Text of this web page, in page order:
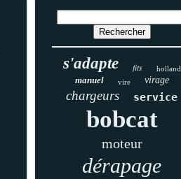
s'adapte fits holland
manuel vire virage
chargeurs service
bobcat
moteur
dérapage